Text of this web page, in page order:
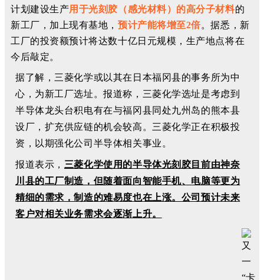
计划建设生产用于光刻胶（感光材料）的高分子材料的
新工厂，加上现有基地， 预计产能将增至2倍。据悉，新
工厂的投资额预计将达数十亿日元规模，生产地点将在
今后敲定。
据了解，三菱化学或以其在日本福冈县的事务所为中
心，为新工厂选址。报道称，三菱化学选址是考虑到
半导体龙头台积电有在与福冈县同处九州岛的熊本县
设厂，扩充供应链的机会较高。三菱化学正在积极投
资，以期强化公司半导体相关事业。
报道表示， 三菱化学使用的半导体光刻胶目前由神奈
川县的工厂制造，但随着面向智能手机、电脑等更为
精细的需求，制造的难易度也在上涨。公司预计未来
客户对相关业务需求会逐渐上升。